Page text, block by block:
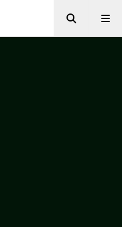
Zoeken